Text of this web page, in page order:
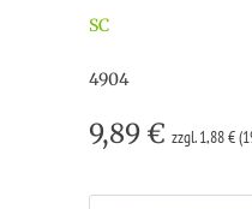
SC
4904
9,89 € zzgl. 1,88 €